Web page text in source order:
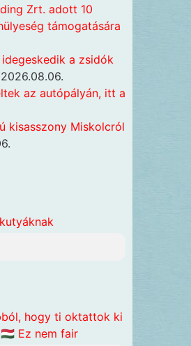
Zrt. adott 10
támogatására
a zsidók
2026.08.06.
az autópályán, itt a
kisasszony Miskolcról
hogy ti oktattok ki
Ez nem fair